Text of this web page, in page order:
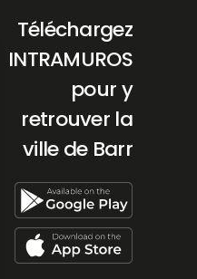
Téléchargez
INTRAMUROS
pour y
retrouver la
ville de Barr